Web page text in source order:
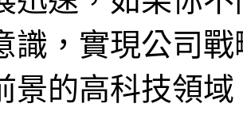
識，實現公司
景的高科技領